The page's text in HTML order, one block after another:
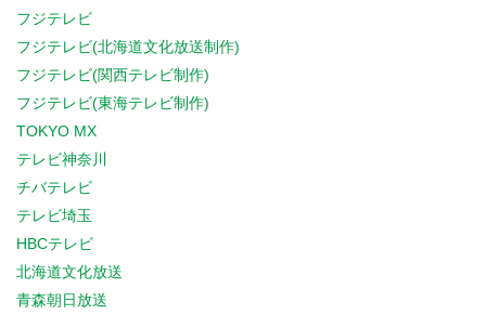
フジテレビ
フジテレビ(北海道文化放送制作)
フジテレビ(関西テレビ制作)
フジテレビ(東海テレビ制作)
TOKYO MX
テレビ神奈川
チバテレビ
テレビ埼玉
HBCテレビ
北海道文化放送
青森朝日放送